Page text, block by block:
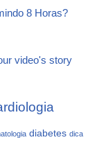
8 Horas?
video's story
diabetes dica